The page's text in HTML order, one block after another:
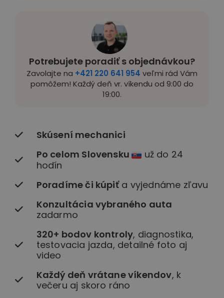
Potrebujete poradiť s objednávkou?
Zavolajte na +421 220 641 954 veľmi rád Vám
pomôžem! Každý deň vr. víkendu od 9:00 do
19:00.
Skúsení mechanici
Po celom Slovensku
už do 24
hodín
Poradíme či kúpiťa vyjednáme zľavu
Konzultácia vybraného auta
zadarmo
320+ bodov kontroly, diagnostika,
testovacia jazda, detailné foto aj
video
Každý deň vrátane víkendov, k
večeru aj skoro ráno